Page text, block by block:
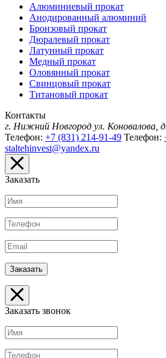
Алюминиевый прокат
Анодированный алюминий
Бронзовый прокат
Дюралевый прокат
Латунный прокат
Медный прокат
Оловянный прокат
Свинцовый прокат
Титановый прокат
Контакты
г. Нижний Новгород ул. Коновалова,
Телефон: +7 (831) 214-91-49 Телефон:
staltehinvest@yandex.ru
Заказать
Заказать звонок